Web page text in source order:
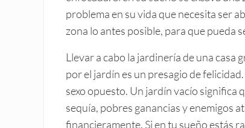
problema en su vida que necesita ser
zona lo antes posible, para que pueda
Llevar a cabo la jardinería de una
por el jardín es un presagio de
sexo opuesto. Un jardín vacío significa
sequía, pobres ganancias y enemigos
financieramente. Si en tu sueño estás